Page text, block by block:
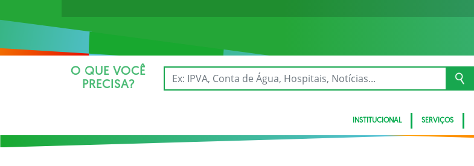
O QUE VOCÊ
PRECISA?
INSTITUCIONAL SERVIÇOS